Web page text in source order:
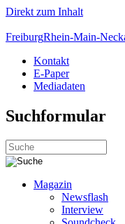
Direkt zum Inhalt
FreiburgRhein-Main-
Kontakt
E-Paper
Mediadaten
Suchformular
Magazin
Newsflash
Interview